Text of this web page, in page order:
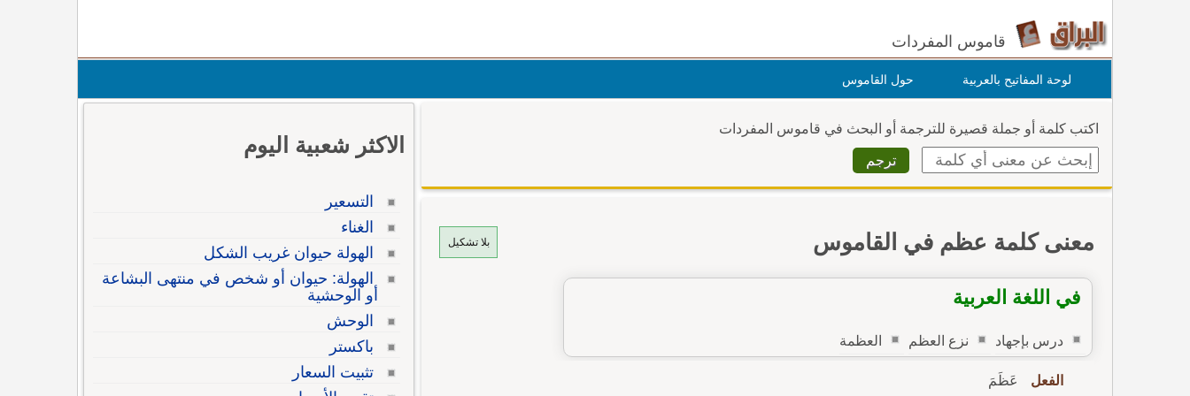
قاموس المفردات
لوحة المفاتيح بالعربية حول القاموس
اكتب كلمة أو جملة قصيرة للترجمة أو البحث في قاموس المفردات
بلا تشكيل معنى كلمة عظم في القاموس
في اللغة العربية
درس بإجهاد نزع العظم العظمة
الفعل عَظَمَ
الاكثر شعبية اليوم
التسعير
الغناء
الهولة حيوان غريب الشكل
الهولة: حيوان أو شخص في منتهى البشاعة
أو الوحشية
الوحش
باكستر
تثبيت السعار